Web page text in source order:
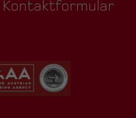
Kontaktformular